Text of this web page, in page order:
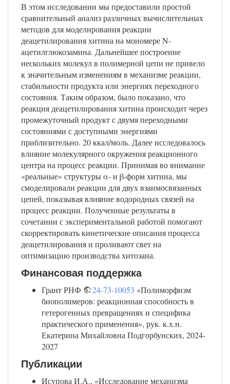
В этом исследовании мы предоставили простой
сравнительный анализ различных вычислительных
методов для моделирования реакции
деацетилирования хитина на мономере N-
ацетилглюкозамина. Дальнейшее построение
нескольких молекул в полимерной цепи не привело
к значительным изменениям в механизме реакции,
стабильности продукта или энергиях переходного
состояния. Таким образом, было показано, что
реакция деацетилирования хитина происходит через
промежуточный продукт с двумя переходными
состояниями с доступными энергиями
приблизительно. 20 ккал/моль. Далее исследовалось
влияние молекулярного окружения реакционного
центра на процесс реакции. Принимая во внимание
«реальные» структуры α- и β-форм хитина, мы
смоделировали реакции для двух взаимосвязанных
цепей, показывая влияние водородных связей на
процесс реакции. Полученные результаты в
сочетании с экспериментальной работой помогают
скорректировать кинетические описания процесса
деацетилирования и проливают свет на
оптимизацию производства хитозана.
Финансовая поддержка
Грант РНФ 24-73-10053 «Полиморфизм
биополимеров: реакционная способность в
гетерогенных превращениях и специфика
практического применения», рук. к.х.н.
Екатерина Михайловна Подгорбунских, 2024-
2027
Публикации
Исупова И.А., «Исследование механизма